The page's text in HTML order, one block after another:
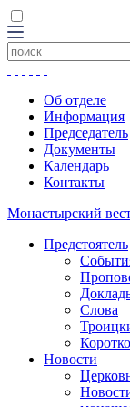
Об отделе
Информация
Председатель
Документы
Календарь
Контакты
Монастырский
Предстоятель
Слова
Новости